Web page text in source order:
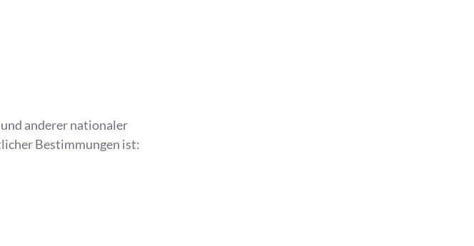
anderer nationaler
Bestimmungen ist: